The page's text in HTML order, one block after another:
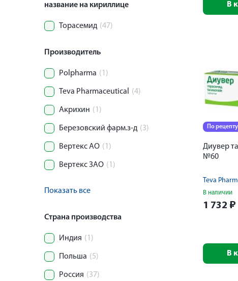
название на кириллице
Торасемид (47)
Производитель
Polpharma (1)
Teva Pharmaceutical (4)
Акрихин (1)
Березовский фарм.з-д (3)
Вертекс АО (1)
Вертекс ЗАО (1)
Показать все
Страна производства
Индия (1)
Польша (5)
Россия (37)
В
По рецепту
Диувер
№60
Teva
В наличии
1 732 ₽
В